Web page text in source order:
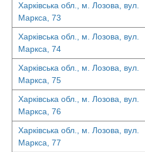
Харківська обл., м. Лозова, вул.
Маркса, 73
Харківська обл., м. Лозова, вул.
Маркса, 74
Харківська обл., м. Лозова, вул.
Маркса, 75
Харківська обл., м. Лозова, вул.
Маркса, 76
Харківська обл., м. Лозова, вул.
Маркса, 77